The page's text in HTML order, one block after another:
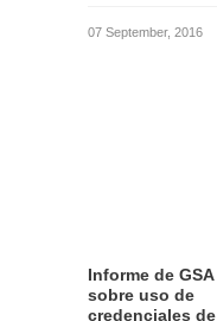
07 September, 2016
Informe de GSA
sobre uso de
credenciales de